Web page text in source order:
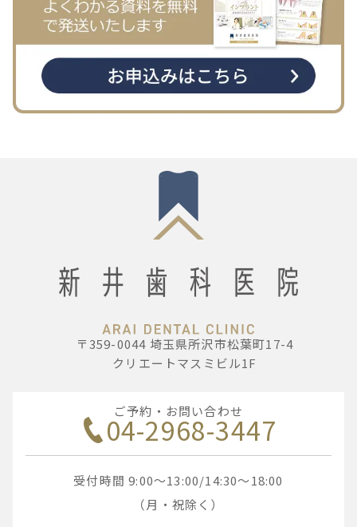
〒359-0044 埼玉県所沢市松葉町17-4
クリエートマスミビル1F
ご予約・お問い合わせ
04-2968-3447
受付時間 9:00～13:00/14:30～18:00
（月・祝除く）